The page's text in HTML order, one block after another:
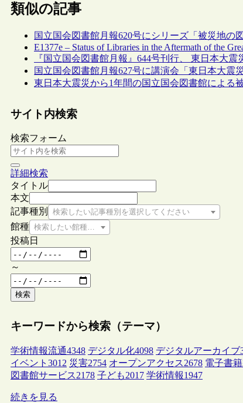
類似の記事
国立国会図書館月報620号にシリーズ「被災地の
E1377e – Status of Libraries in the Aftermath of the
『国立国会図書館月報』644号刊行、 東日本大
国立国会図書館月報627号に講演会「東日本大
東日本大震災から1年間の国立国会図書館による
サイト内検索
検索フォーム
詳細検索
タイトル
本文
記事種別
検索したい記事種別を選択してください
館種 検索したい館種を選択してください
投稿日
～
検索
キーワードから検索（テーマ）
学術情報流通4348 デジタル化4098 デジタルアーカイブ
イベント 3012 災害2754 オープンアクセス2678 電子書籍
図書館サービス2178 子ども2017 学術情報1947
続きを見る